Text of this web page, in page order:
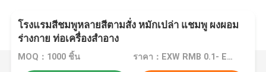
โรงแรมสีชมพูหลายสีตามสั่ง หมักเปล่า แชมพู ผงผอม
ร่างกาย ท่อเครื่องสําอาง
MOQ：1000 ชิ้น ราคา：EXW RMB 0.1- EXW RMB 5